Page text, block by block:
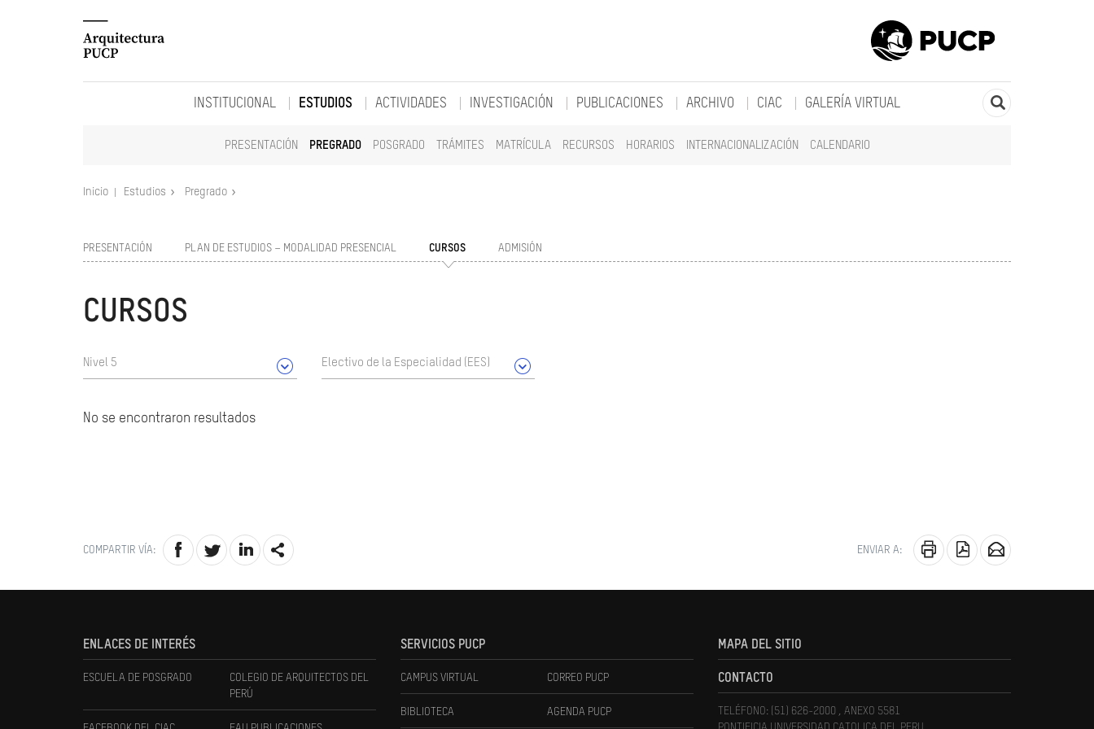
INSTITUCIONAL ESTUDIOS
PRESENTACIÓN PREGRADO POSGRADO TRÁMITES MATRÍCULA RECURSOS HORARIOS INTERNACIONALIZACIÓN CALENDARIO
ACTIVIDADES INVESTIGACIÓN PUBLICACIONES ARCHIVO CIAC GALERÍA VIRTUAL
Inicio Estudios Pregrado
PRESENTACIÓN PLAN DE ESTUDIOS – MODALIDAD PRESENCIAL CURSOS ADMISIÓN
CURSOS
Nivel 5 Electivo de la Especialidad (EES)
No se encontraron resultados
COMPARTIR VÍA: ENVIAR A:
ENLACES DE INTERÉS
ESCUELA DE POSGRADO
COLEGIO DE ARQUITECTOS DEL
PERÚ
SERVICIOS PUCP
CAMPUS VIRTUAL CORREO PUCP
BIBLIOTECA AGENDA PUCP
MAPA DEL SITIO
CONTACTO
TELÉFONO: (51) 626-2000 , ANEXO 5581